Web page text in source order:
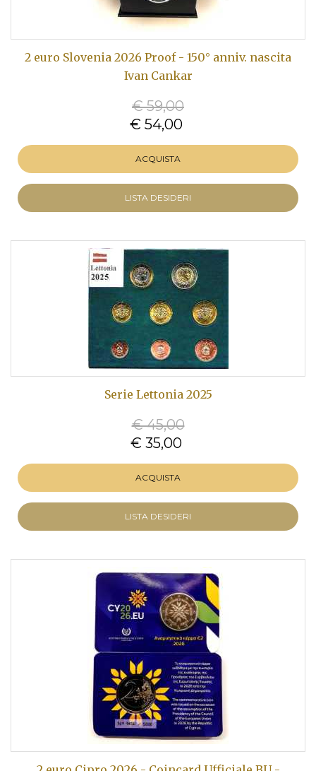
2 euro Slovenia 2026 Proof - 150° anniv. nascita
Ivan Cankar
€ 59,00
€ 54,00
ACQUISTA
LISTA DESIDERI
Serie Lettonia 2025
€ 45,00
€ 35,00
ACQUISTA
LISTA DESIDERI